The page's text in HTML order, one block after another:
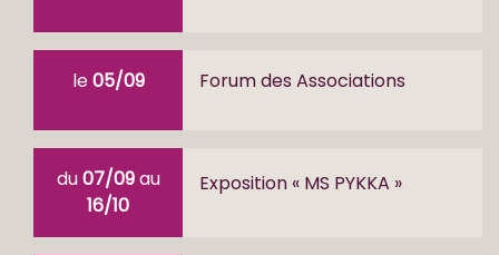
le05/09 Forum des Associations
du07/09au
16/10
Exposition « MS PYKKA »